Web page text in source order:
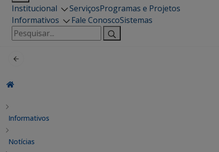
Institucional ServiçosProgramas e Projetos
Informativos
Fale ConoscoSistemas
Pesquisar
por:
Informativos
Notícias